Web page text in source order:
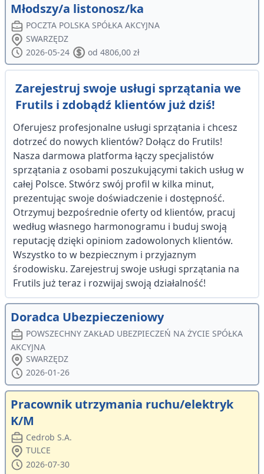
Młodszy/a listonosz/ka
POCZTA POLSKA SPÓŁKA AKCYJNA
SWARZĘDZ
2026-05-24
od 4806,00 zł
Zarejestruj swoje usługi sprzątania we
Frutils i zdobądź klientów już dziś!
Oferujesz profesjonalne usługi sprzątania i chcesz
dotrzeć do nowych klientów? Dołącz do Frutils!
Nasza darmowa platforma łączy specjalistów
sprzątania z osobami poszukującymi takich usług w
całej Polsce. Stwórz swój profil w kilka minut,
prezentując swoje doświadczenie i dostępność.
Otrzymuj bezpośrednie oferty od klientów, pracuj
według własnego harmonogramu i buduj swoją
reputację dzięki opiniom zadowolonych klientów.
Wszystko to w bezpiecznym i przyjaznym
środowisku. Zarejestruj swoje usługi sprzątania na
Frutils już teraz i rozwijaj swoją działalność!
Doradca Ubezpieczeniowy
POWSZECHNY ZAKŁAD UBEZPIECZEŃ NA ŻYCIE SPÓŁKA
AKCYJNA
SWARZĘDZ
2026-01-26
Pracownik utrzymania ruchu/elektryk
K/M
Cedrob S.A.
TULCE
2026-07-30